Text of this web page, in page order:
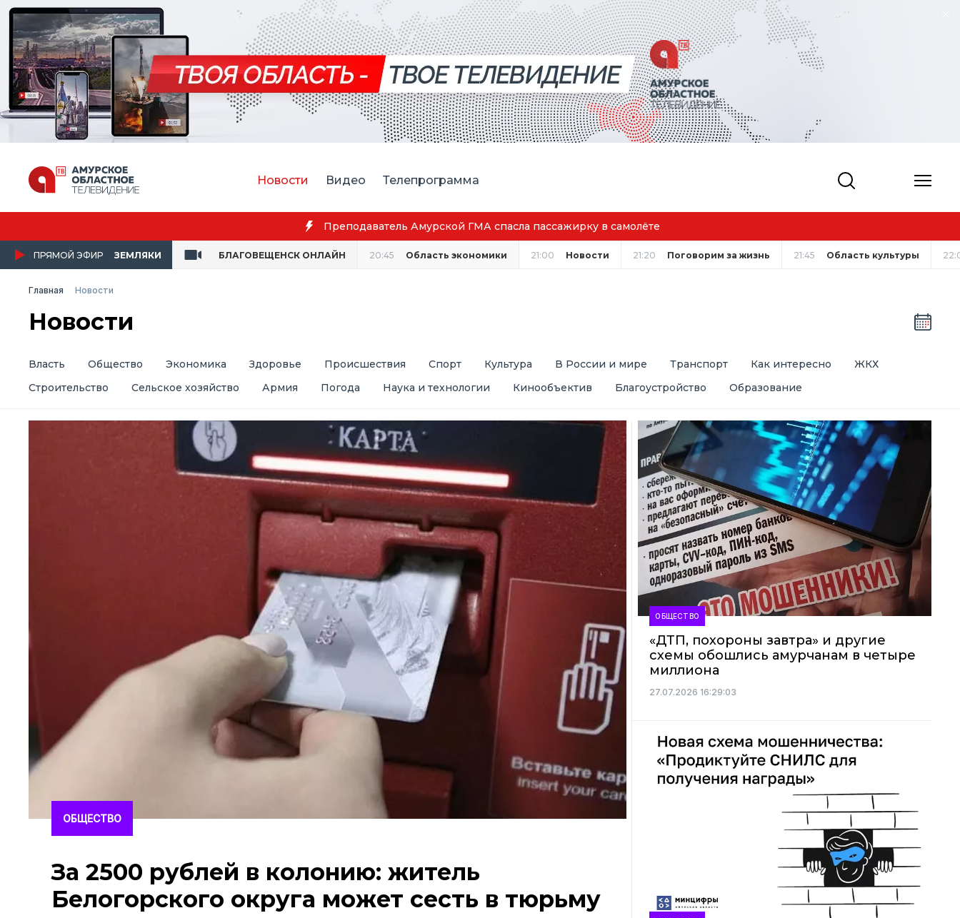
Новости Видео Телепрограмма
Преподаватель Амурской ГМА спасла пассажирку в самолёте
ПРЯМОЙ ЭФИР ЗЕМЛЯКИ БЛАГОВЕЩЕНСК ОНЛАЙН 20:45 Область экономики 21:00 Новости 21:20 Поговорим за жизнь 21:45 Область культуры
Главная Новости
Новости
Власть Общество Экономика Здоровье Происшествия Спорт Культура В России и мире Транспорт Как интересно
ЖКХ
Строительство
Сельское хозяйство Армия Погода Наука и технологии Кинообъектив Благоустройство Образование
ОБЩЕСТВО
За 2500 рублей в колонию: житель
Белогорского округа может сесть в тюрьму
ОБЩЕСТВО
«ДТП, похороны завтра» и другие
схемы обошлись амурчанам в четыре
миллиона
27.07.2026 16:29:03